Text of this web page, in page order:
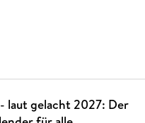
laut gelacht 2027: Der